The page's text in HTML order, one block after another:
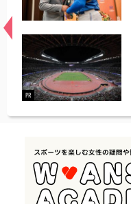
常
PR